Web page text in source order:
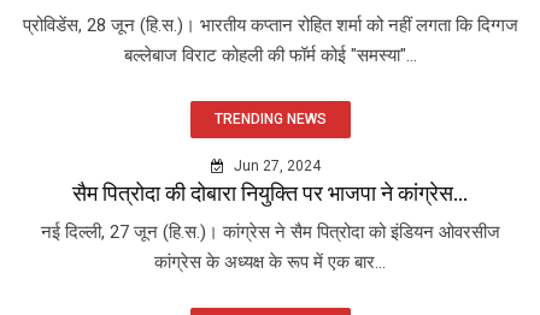
प्रोविडेंस, 28 जून (हि.स.)। भारतीय कप्तान रोहित शर्मा को नहीं लगता कि दिग्गज
बल्लेबाज विराट कोहली की फॉर्म कोई "समस्या"...
TRENDING NEWS
Jun 27, 2024
सैम पित्रोदा की दोबारा नियुक्ति पर भाजपा ने कांग्रेस...
नई दिल्ली, 27 जून (हि.स.)। कांग्रेस ने सैम पित्रोदा को इंडियन ओवरसीज
कांग्रेस के अध्यक्ष के रूप में एक बार...